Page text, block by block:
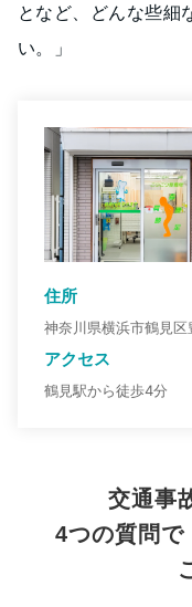
となど、どんな些細
い。」
住所
神奈川県横浜市鶴見
アクセス
鶴見駅から徒歩4分
交通事
4つの質問で